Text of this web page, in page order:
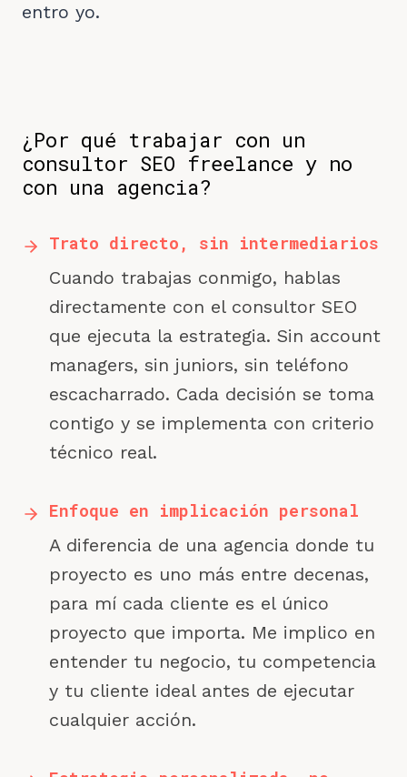
entro yo.
¿Por qué trabajar con un
consultor SEO freelance y no
con una agencia?
Trato directo, sin intermediarios
Cuando trabajas conmigo, hablas
directamente con el consultor SEO
que ejecuta la estrategia. Sin account
managers, sin juniors, sin teléfono
escacharrado. Cada decisión se toma
contigo y se implementa con criterio
técnico real.
Enfoque en implicación personal
A diferencia de una agencia donde tu
proyecto es uno más entre decenas,
para mí cada cliente es el único
proyecto que importa. Me implico en
entender tu negocio, tu competencia
y tu cliente ideal antes de ejecutar
cualquier acción.